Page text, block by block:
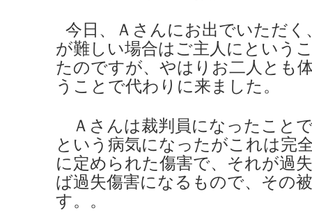
今日、Ａさんにお出でいただく
が難しい場合はご主人にという
たのですが、やはりお二人とも
うことで代わりに来ました。
Ａさんは裁判員になったこと
という病気になったがこれは完
に定められた傷害で、それが過
ば過失傷害になるもので、その
す。。